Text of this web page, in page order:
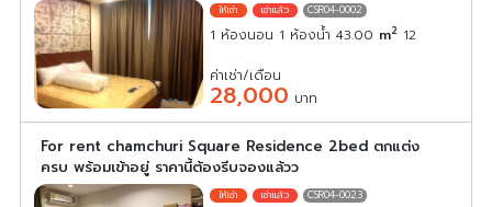
CSR04-0002
1 ห้องนอน 1 ห้องน้ำ 43.00 m2 12
ค่าเช่า/เดือน
28,000 บาท
For rent chamchuri Square Residence 2bed ตกแต่ง
ครบ พร้อมเข้าอยู่ ราคานี้ต้องรีบจองแล้วว
CSR04-0023